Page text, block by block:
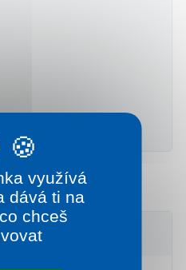
využívá
dává ti na
chceš